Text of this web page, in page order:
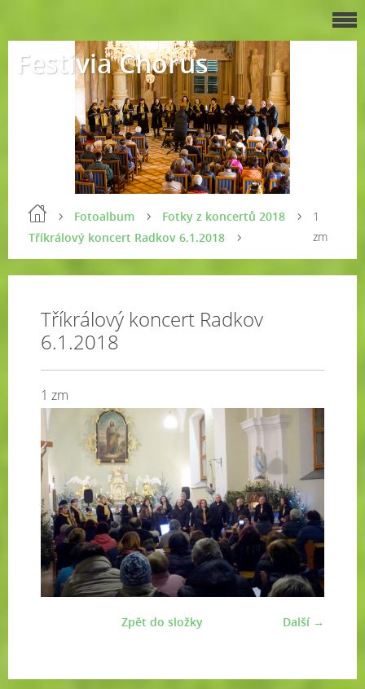
Festivia Chorus
Fotoalbum
Fotky z koncertů 2018
Tříkrálový koncert Radkov 6.1.2018
1
zm
Tříkrálový koncert Radkov
6.1.2018
1 zm
Další →
Zpět do složky